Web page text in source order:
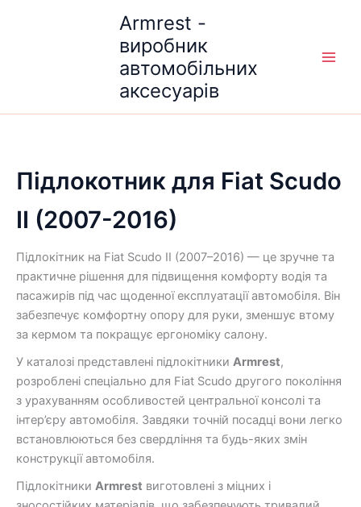
Armrest -
виробник
автомобільних
аксесуарів
Підлокотник для Fiat Scudo
ІІ (2007-2016)
Підлокітник на Fiat Scudo II (2007–2016) — це зручне та
практичне рішення для підвищення комфорту водія та
пасажирів під час щоденної експлуатації автомобіля. Він
забезпечує комфортну опору для руки, зменшує втому
за кермом та покращує ергономіку салону.
У каталозі представлені підлокітники Armrest,
розроблені спеціально для Fiat Scudo другого покоління
з урахуванням особливостей центральної консолі та
інтер’єру автомобіля. Завдяки точній посадці вони легко
встановлюються без свердління та будь-яких змін
конструкції автомобіля.
Підлокітники Armrest виготовлені з міцних і